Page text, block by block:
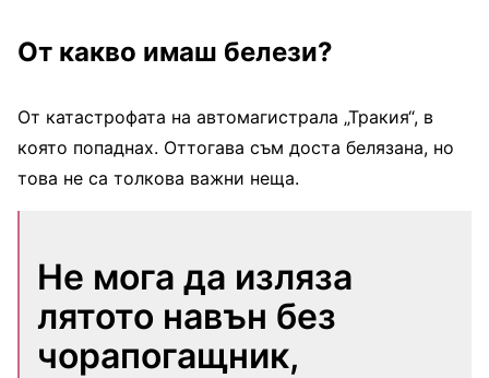
От какво имаш белези?
От катастрофата на автомагистрала „Тракия“, в
която попаднах. Оттогава съм доста белязана, но
това не са толкова важни неща.
Не мога да изляза
лятото навън без
чорапогащник,